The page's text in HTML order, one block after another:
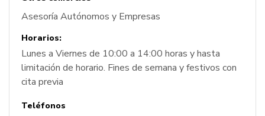
Asesoría Autónomos y Empresas
Horarios:
Lunes a Viernes de 10:00 a 14:00 horas y hasta
limitación de horario. Fines de semana y festivos con
cita previa
Teléfonos